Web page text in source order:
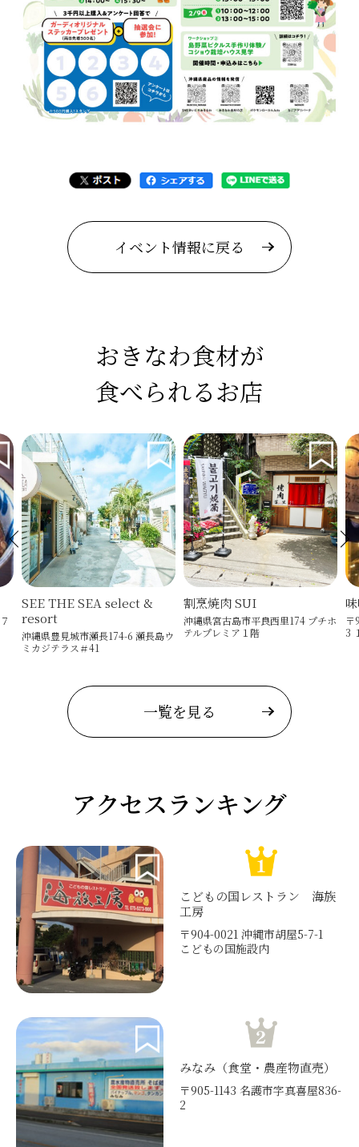
イベント情報に戻る
おきなわ食材が
食べられるお店
SEE THE SEA select &
resort
沖縄県豊見城市瀬長174-6 瀬長島ウ
ミカジテラス＃41
割烹焼肉 SUI
沖縄県宮古島市平良西里174 プチホ
テルプレミア１階
〒
3
一覧を見る
アクセスランキング
こどもの国レストラン 海族
工房
〒904-0021 沖縄市胡屋5-7-1
こどもの国施設内
みなみ（食堂・農産物直売）
〒905-1143 名護市字真喜屋836-
2